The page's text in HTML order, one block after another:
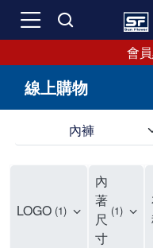
會
線上購物
內褲
LOGO 1
內
著
尺
寸
1